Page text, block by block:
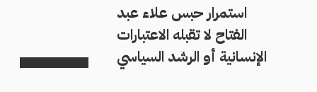
استمرار حبس علاء عبد
الفتاح لا تقبله الاعتبارات
الإنسانية أو الرشد السياسي